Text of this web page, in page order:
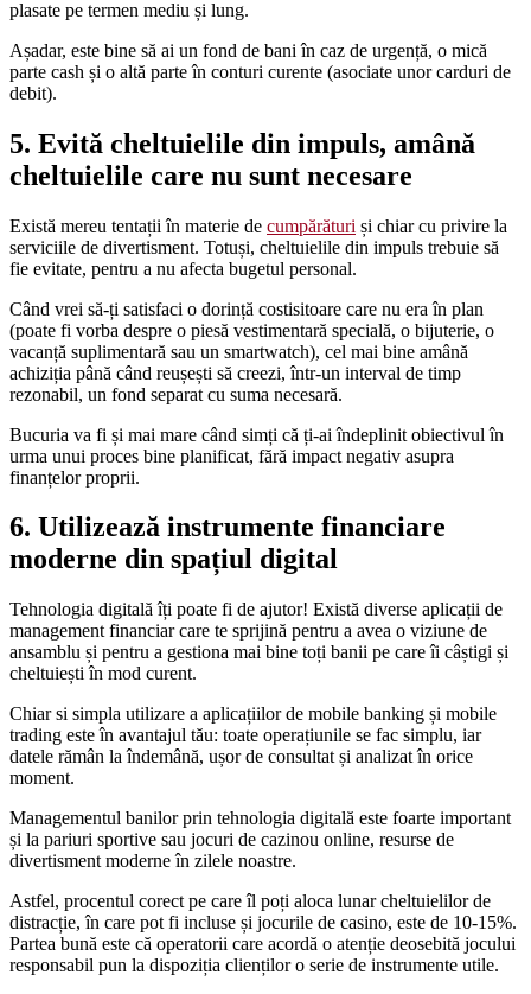
plasate pe termen mediu și lung.
Așadar, este bine să ai un fond de bani în caz de urgență, o mică
parte cash și o altă parte în conturi curente (asociate unor carduri de
debit).
5. Evită cheltuielile din impuls, amână
cheltuielile care nu sunt necesare
Există mereu tentații în materie de cumpărături și chiar cu privire la
serviciile de divertisment. Totuși, cheltuielile din impuls trebuie să
fie evitate, pentru a nu afecta bugetul personal.
Când vrei să-ți satisfaci o dorință costisitoare care nu era în plan
(poate fi vorba despre o piesă vestimentară specială, o bijuterie, o
vacanță suplimentară sau un smartwatch), cel mai bine amână
achiziția până când reușești să creezi, într-un interval de timp
rezonabil, un fond separat cu suma necesară.
Bucuria va fi și mai mare când simți că ți-ai îndeplinit obiectivul în
urma unui proces bine planificat, fără impact negativ asupra
finanțelor proprii.
6. Utilizează instrumente financiare
moderne din spațiul digital
Tehnologia digitală îți poate fi de ajutor! Există diverse aplicații de
management financiar care te sprijină pentru a avea o viziune de
ansamblu și pentru a gestiona mai bine toți banii pe care îi câștigi și
cheltuiești în mod curent.
Chiar si simpla utilizare a aplicațiilor de mobile banking și mobile
trading este în avantajul tău: toate operațiunile se fac simplu, iar
datele rămân la îndemână, ușor de consultat și analizat în orice
moment.
Managementul banilor prin tehnologia digitală este foarte important
și la pariuri sportive sau jocuri de cazinou online, resurse de
divertisment moderne în zilele noastre.
Astfel, procentul corect pe care îl poți aloca lunar cheltuielilor de
distracție, în care pot fi incluse și jocurile de casino, este de 10-15%.
Partea bună este că operatorii care acordă o atenție deosebită jocului
responsabil pun la dispoziția clienților o serie de instrumente utile.